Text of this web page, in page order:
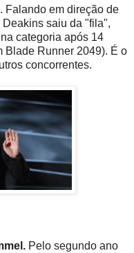
. Falando em direção de
saiu da "fila",
categoria após 14
Blade Runner 2049). É o
concorrentes.
Pelo segundo ano